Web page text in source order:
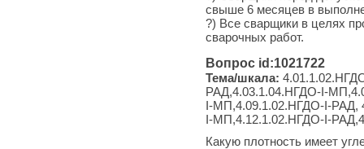
свыше 6 месяцев в
?) Все сварщики в целях
сварочных работ.
Вопрос id:1021722
Тема/шкала:
РАД,4.03.1.04.НГДО-I-
I-МП,4.09.1.02.НГДО-I-РАД,
I-МП,4.12.1.02.НГДО-I-
Какую плотность имеет